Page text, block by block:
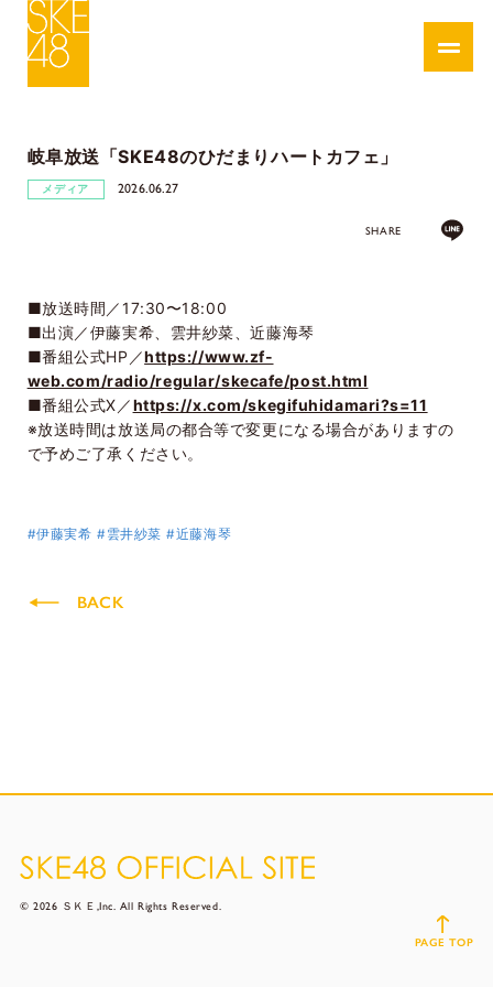
岐阜放送「SKE48のひだまりハートカフェ」
メディア 2026.06.27
SHARE
■放送時間／17:30〜18:00
■出演／伊藤実希、雲井紗菜、近藤海琴
■番組公式HP／https://www.zf-
web.com/radio/regular/skecafe/post.html
■番組公式X／https://x.com/skegifuhidamari?s=11
※放送時間は放送局の都合等で変更になる場合がありますの
で予めご了承ください。
#伊藤実希 #雲井紗菜 #近藤海琴
BACK
© 2026 ＳＫＥ,Inc. All Rights Reserved.
PAGE TOP